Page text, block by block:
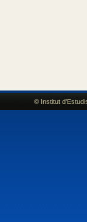
© Institut